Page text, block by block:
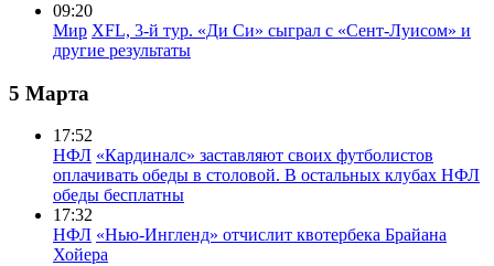
09:20
Мир XFL, 3-й тур. «Ди Си» сыграл с «Сент-Луисом» и
другие результаты
5 Марта
17:52
НФЛ «Кардиналс» заставляют своих футболистов
оплачивать обеды в столовой. В остальных клубах НФЛ
обеды бесплатны
17:32
НФЛ «Нью-Ингленд» отчислит квотербека Брайана
Хойера